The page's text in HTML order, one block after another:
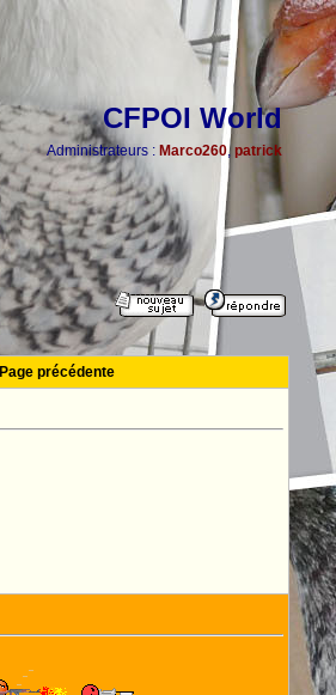
CFPOI World
Administrateurs : Marco260, patrick
Page précédente